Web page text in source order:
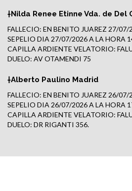
†Nilda Renee Etinne Vda. de Del
FALLECIO: EN BENITO JUAREZ 27/07/
SEPELIO DIA 27/07/2026 A LA HORA
CAPILLA ARDIENTE VELATORIO:
DUELO: AV OTAMENDI 75
†Alberto Paulino Madrid
FALLECIO: EN BENITO JUAREZ 26/07/
SEPELIO DIA 26/07/2026 A LA HORA
CAPILLA ARDIENTE VELATORIO:
DUELO: DR RIGANTI 356.